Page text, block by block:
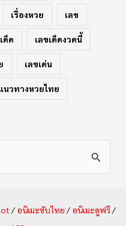
เรื่องหวย เลข
ด็ด เลขเด็ดงวดนี้
เลขเด่น
นวทางหวยไทย
/ อนิเมะซับไทย / อนิเมะดูฟรี/